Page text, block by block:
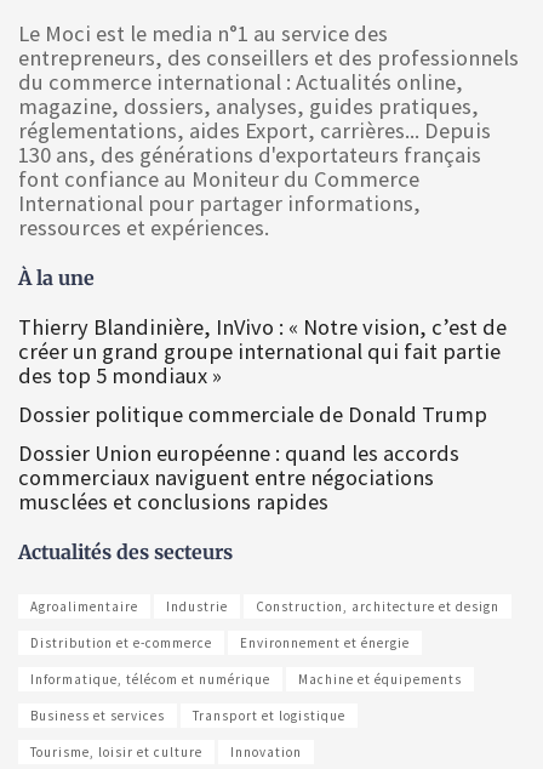
Le Moci est le media n°1 au service des
entrepreneurs, des conseillers et des professionnels
du commerce international : Actualités online,
magazine, dossiers, analyses, guides pratiques,
réglementations, aides Export, carrières... Depuis
130 ans, des générations d'exportateurs français
font confiance au Moniteur du Commerce
International pour partager informations,
ressources et expériences.
À la une
Thierry Blandinière, InVivo : « Notre vision, c’est de
créer un grand groupe international qui fait partie
des top 5 mondiaux »
Dossier politique commerciale de Donald Trump
Dossier Union européenne : quand les accords
commerciaux naviguent entre négociations
musclées et conclusions rapides
Actualités des secteurs
Agroalimentaire Industrie Construction, architecture et design
Distribution et e-commerce Environnement et énergie
Informatique, télécom et numérique Machine et équipements
Business et services Transport et logistique
Tourisme, loisir et culture Innovation